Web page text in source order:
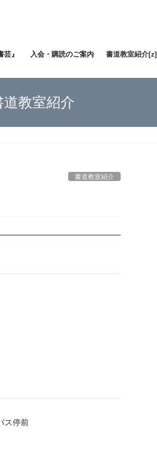
』 入会・購読のご案内 書道教室紹介[z]
道教室紹介
書道教室紹介
ス停前